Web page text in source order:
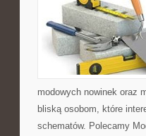
modowych nowinek oraz
bliską osobom, które
schematów. Polecamy